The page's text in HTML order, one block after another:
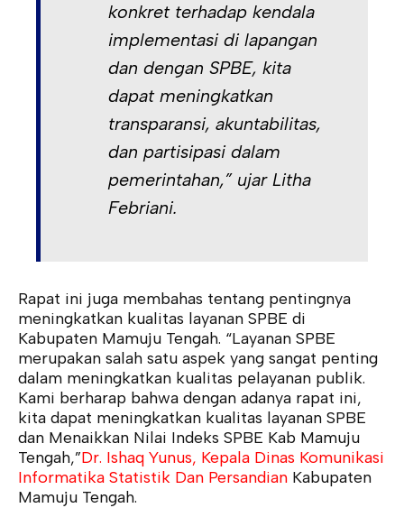
konkret terhadap kendala
implementasi di lapangan
dan dengan SPBE, kita
dapat meningkatkan
transparansi, akuntabilitas,
dan partisipasi dalam
pemerintahan,” ujar Litha
Febriani.
Rapat ini juga membahas tentang pentingnya
meningkatkan kualitas layanan SPBE di
Kabupaten Mamuju Tengah. “Layanan SPBE
merupakan salah satu aspek yang sangat penting
dalam meningkatkan kualitas pelayanan publik.
Kami berharap bahwa dengan adanya rapat ini,
kita dapat meningkatkan kualitas layanan SPBE
dan Menaikkan Nilai Indeks SPBE Kab Mamuju
Tengah,”Dr. Ishaq Yunus, Kepala Dinas Komunikasi
Informatika Statistik Dan Persandian Kabupaten
Mamuju Tengah.